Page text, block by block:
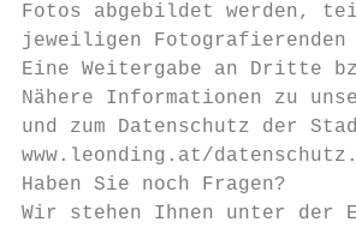
Fotos abgebildet werden,
jeweiligen Fotografierenden
Eine Weitergabe an Dritte
Nähere Informationen zu
und zum Datenschutz der
www.leonding.at/datenschutz.
Haben Sie noch Fragen?
Wir stehen Ihnen unter der